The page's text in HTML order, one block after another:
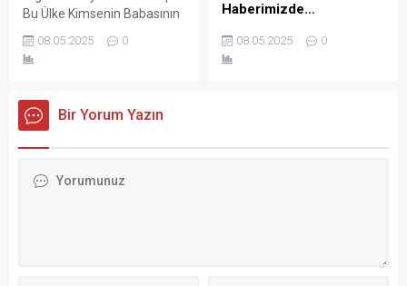
başvurarak “İşçiden amir
olmaz” ifadesini
kullanmasının...
Bu Ülke Kimsenin Babasının
Sendikaları Konfederasyonu
(TÜRK-İŞ) Genel Başkanı
sözleşmelerinde yaşanan
tıkanma ve ekonomik
TÜRK-İŞ Genel Merkezinde
08.05.2025 0
Haberimizde…
BAKANLIĞI Vakıflar Genel
Müdürlüğü SÖZLEŞMELİ
08.05.2025 0
Bir Yorum Yazın